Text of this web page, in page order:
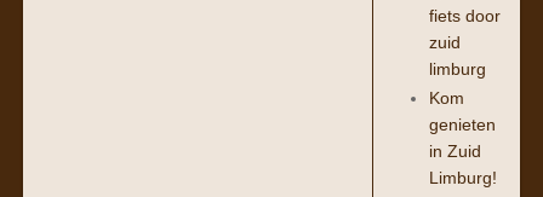
fiets door
zuid
limburg
Kom
genieten
in Zuid
Limburg!